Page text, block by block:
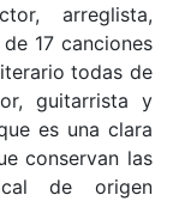
arreglista,
17 canciones
todas de
guitarrista y
es una clara
conservan las
de origen